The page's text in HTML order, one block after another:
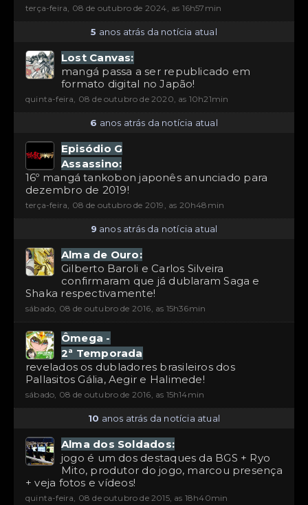
terça-feira, 08 de outubro de 2024, as 16h57min
5 anos atrás da notícia atual
Lost Canvas:
mangá passa a ser republicado em
formato digital no Japão!
quinta-feira, 08 de outubro de 2020, as 10h21min
6 anos atrás da notícia atual
Episódio G
Assassino:
16º mangá tankobon japonês anunciado para
dezembro de 2019!
terça-feira, 08 de outubro de 2019, as 20h48min
9 anos atrás da notícia atual
Alma de Ouro:
Gilberto Baroli e Carlos Silveira
confirmaram que já dublaram Saga e
Shaka respectivamente!
sábado, 08 de outubro de 2016, as 15h36min
Ômega -
2ª Temporada
revelados os dubladores brasileiros dos
Pallasitos Gália, Aegir e Halimede!
sábado, 08 de outubro de 2016, as 15h14min
10 anos atrás da notícia atual
Alma dos Soldados:
jogo é um dos destaques da BGS + Ryo
Mito, produtor do jogo, marcou presença
+ veja fotos e vídeos!
quinta-feira, 08 de outubro de 2015, as 18h40min